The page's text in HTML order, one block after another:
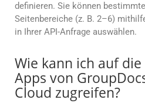
definieren. Sie können
Seitenbereiche (z. B. 2–6)
in Ihrer API-Anfrage auswählen.
Wie kann ich auf
Apps von
Cloud zugreifen?